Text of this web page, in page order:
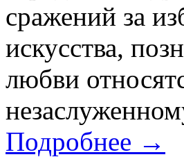
сражений за
искусства,
любви
Подробнее →